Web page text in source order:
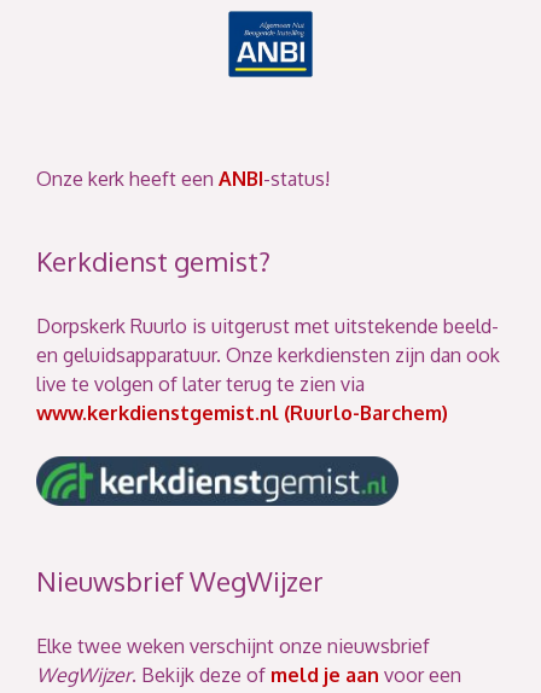
Onze kerk heeft een ANBI-status!
Kerkdienst gemist?
Dorpskerk Ruurlo is uitgerust met uitstekende beeld-
en geluidsapparatuur. Onze kerkdiensten zijn dan ook
live te volgen of later terug te zien via
www.kerkdienstgemist.nl (Ruurlo-Barchem)
Nieuwsbrief WegWijzer
Elke twee weken verschijnt onze nieuwsbrief
WegWijzer. Bekijk deze of meld je aan voor een